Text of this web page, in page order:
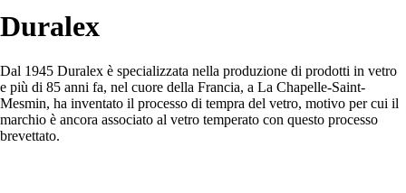
Duralex
Dal 1945 Duralex è specializzata nella produzione di prodotti in vetro
e più di 85 anni fa, nel cuore della Francia, a La Chapelle-Saint-
Mesmin, ha inventato il processo di tempra del vetro, motivo per cui il
marchio è ancora associato al vetro temperato con questo processo
brevettato.